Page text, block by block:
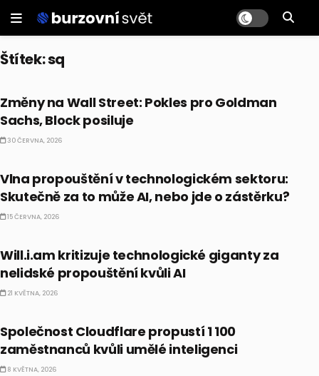
Štítek:sq
Změny na Wall Street: Pokles pro Goldman
Sachs, Block posiluje
30 ČERVNA, 2026
Vlna propouštění v technologickém sektoru:
Skutečně za to může AI, nebo jde o zástěrku?
15 ČERVNA, 2026
Will.i.am kritizuje technologické giganty za
nelidské propouštění kvůli AI
21 KVĚTNA, 2026
Společnost Cloudflare propustí 1 100
zaměstnanců kvůli umělé inteligenci
8 KVĚTNA, 2026